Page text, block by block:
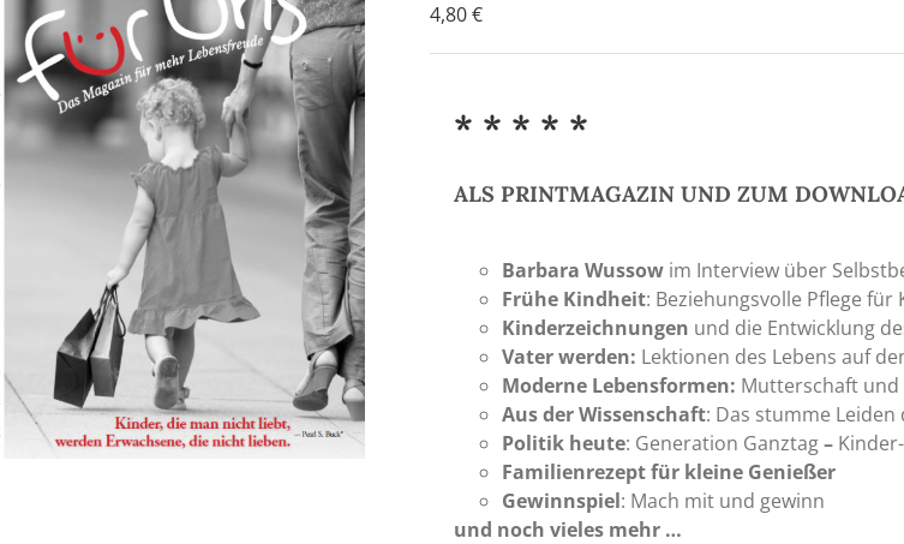
4,80€
* * * * *
ALS PRINTMAGAZIN UND ZUM
Barbara Wussow im Interview über
Frühe Kindheit: Beziehungsvolle Pflege für
Kinderzeichnungen und die Entwicklung
Vater werden: Lektionen des Lebens auf
Moderne Lebensformen: Mutterschaft und
Aus der Wissenschaft: Das stumme
Politik heute: Generation Ganztag–
Familienrezept für kleine Genießer
Gewinnspiel: Mach mit und gewinn
und noch vieles mehr …